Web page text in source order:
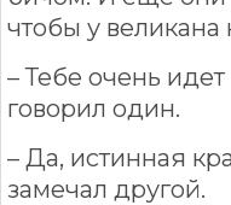
чтобы у великана
– Тебе очень
говорил один.
– Да, истинная
замечал другой.